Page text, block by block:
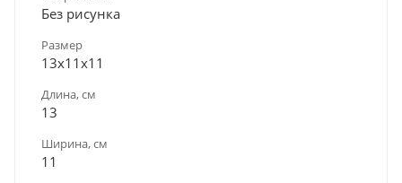
Без рисунка
Размер
13х11х11
Длина, см
13
Ширина, см
11